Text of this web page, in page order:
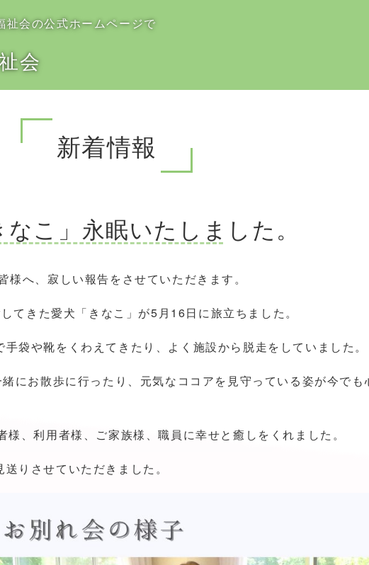
会
会の公式ホームページで
新着情報
こ」永眠いたしました。
へ、寂しい報告をさせていただきます。
てきた愛犬「きなこ」が5月16日に旅立ちました。
袋や靴をくわえてきたり、よく施設から脱走をしていました。
にお散歩に行ったり、元気なココアを見守っている姿が今でも
様、利用者様、ご家族様、職員に幸せと癒しをくれました。
りさせていただきました。